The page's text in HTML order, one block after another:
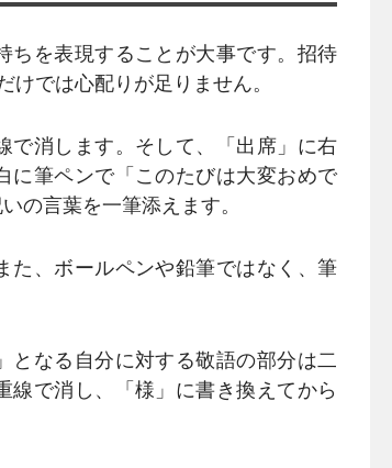
を表現することが大事です。招待
では心配りが足りません。
消します。そして、「出席」に右
に筆ペンで「このたびは大変おめで
の言葉を一筆添えます。
、ボールペンや鉛筆ではなく、筆
となる自分に対する敬語の部分は二
線で消し、「様」に書き換えてから